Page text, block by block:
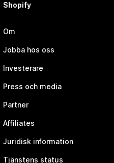
Shopify
Om
Jobba hos oss
Investerare
Press och media
Partner
Affiliates
Juridisk information
Tjänstens status